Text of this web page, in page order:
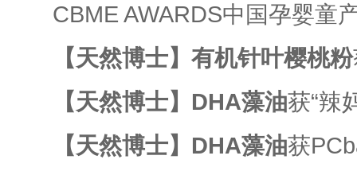
CBME AWARDS中国孕婴童
【天然博士】有机针叶樱桃粉
【天然博士】DHA藻油获“辣
【天然博士】DHA藻油获